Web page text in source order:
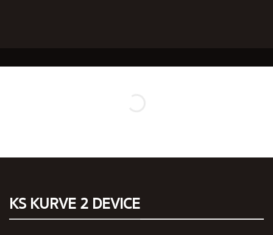
บรรจุภัณฑ์พิเศษทรงคุณค่าเหมาะสำหรับเป็นของขวัญแก่
และสายคล้อง KARDINAL STRAP USB-Type C
KS KURVE 2 DEVICE